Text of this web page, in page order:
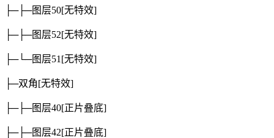
├─├─图层50[无特效]
├─├─图层52[无特效]
├─└─图层51 [无特效]
├─双角[无特效]
├─├─图层40[正片叠底]
├─├─图层42[正片叠底]